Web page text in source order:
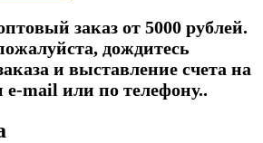
заказ от 5000 рублей.
дождитесь
и выставление счета на
mail или по телефону..